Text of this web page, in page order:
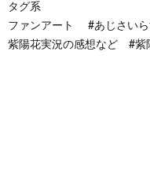
タグ系
ファンアート #あじさいら
紫陽花実況の感想など #紫